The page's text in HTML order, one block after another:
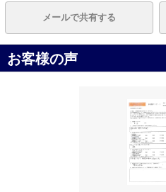
メールで共有する
お客様の声